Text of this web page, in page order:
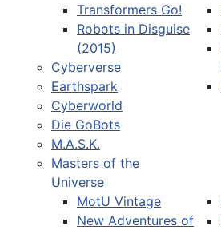
Transformers Go!
Robots in Disguise
(2015)
Cyberverse
Earthspark
Cyberworld
Die GoBots
M.A.S.K.
Masters of the
Universe
MotU Vintage
New Adventures of